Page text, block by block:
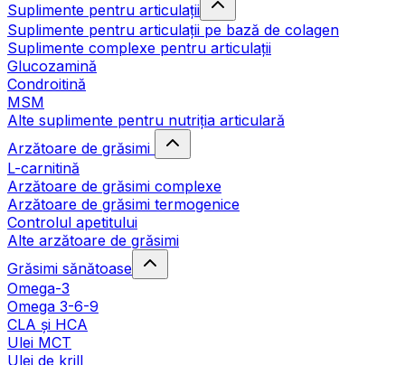
Suplimente pentru articulații
Suplimente pentru articulații pe bază de colagen
Suplimente complexe pentru articulații
Glucozamină
Condroitină
MSM
Alte suplimente pentru nutriția articulară
Arzătoare de grăsimi
L-carnitină
Arzătoare de grăsimi complexe
Arzătoare de grăsimi termogenice
Controlul apetitului
Alte arzătoare de grăsimi
Grăsimi sănătoase
Omega-3
Omega 3-6-9
CLA şi HCA
Ulei MCT
Ulei de krill